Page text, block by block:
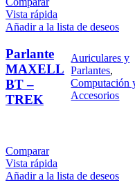
Vista rápida
Añadir a la lista de deseos
Parlante
MAXELL
BT –
TREK
Auriculares y
Parlantes,
Computación
Accesorios
Comparar
Vista rápida
Añadir a la lista de deseos